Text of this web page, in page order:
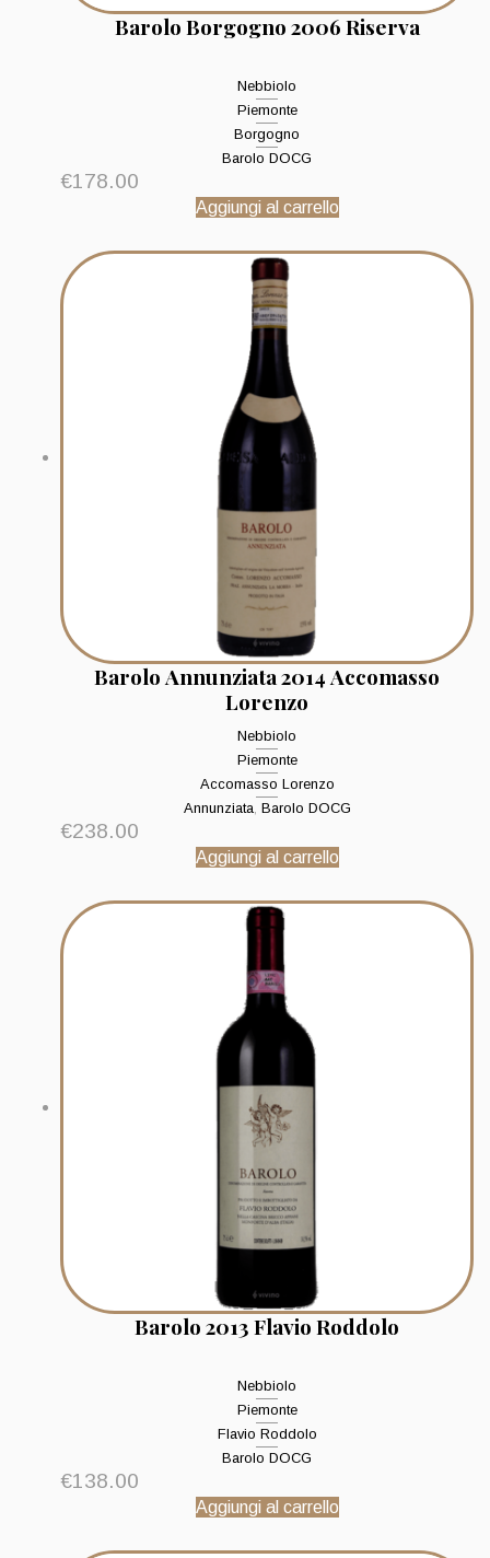
Barolo Borgogno 2006 Riserva
Nebbiolo
Piemonte
Borgogno
Barolo DOCG
€178.00
Aggiungi al carrello
Barolo Annunziata 2014 Accomasso
Lorenzo
Nebbiolo
Piemonte
Accomasso Lorenzo
Annunziata, Barolo DOCG
€238.00
Aggiungi al carrello
Barolo 2013 Flavio Roddolo
Nebbiolo
Piemonte
Flavio Roddolo
Barolo DOCG
€138.00
Aggiungi al carrello